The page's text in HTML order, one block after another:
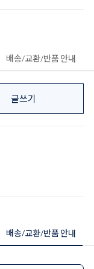
배송/교환/반품 안내
글쓰기
배송/교환/반품 안내